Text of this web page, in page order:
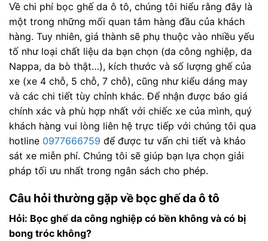
Về chi phí bọc ghế da ô tô, chúng tôi hiểu rằng đây là
một trong những mối quan tâm hàng đầu của khách
hàng. Tuy nhiên, giá thành sẽ phụ thuộc vào nhiều yếu
tố như loại chất liệu da bạn chọn (da công nghiệp, da
Nappa, da bò thật…), kích thước và số lượng ghế của
xe (xe 4 chỗ, 5 chỗ, 7 chỗ), cũng như kiểu dáng may
và các chi tiết tùy chỉnh khác. Để nhận được báo giá
chính xác và phù hợp nhất với chiếc xe của mình, quý
khách hàng vui lòng liên hệ trực tiếp với chúng tôi qua
hotline 0977666759 để được tư vấn chi tiết và khảo
sát xe miễn phí. Chúng tôi sẽ giúp bạn lựa chọn giải
pháp tối ưu nhất trong ngân sách cho phép.
Câu hỏi thường gặp về bọc ghế da ô tô
Hỏi: Bọc ghế da công nghiệp có bền không và có bị
bong tróc không?